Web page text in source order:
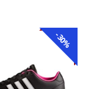
AKCIJA
-30%